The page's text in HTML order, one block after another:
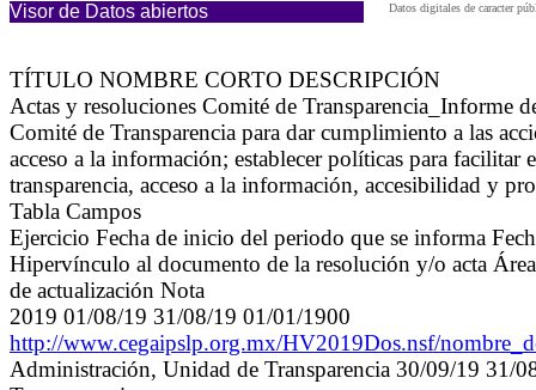
Visor de Datos abiertos Datos digitales de caracter
TÍTULO NOMBRE CORTO DESCRIPCIÓN
Actas y resoluciones Comité de Transparencia_Informe
Comité de Transparencia para dar cumplimiento a las
acceso a la información; establecer políticas para
transparencia, acceso a la información, accesibilidad y
Tabla Campos
Ejercicio Fecha de inicio del periodo que se informa
Hipervínculo al documento de la resolución y/o acta
de actualización Nota
2019 01/08/19 31/08/19 01/01/1900
http://www.cegaipslp.org.mx/HV2019Dos.nsf/
Administración, Unidad de Transparencia 30/09/19 31/